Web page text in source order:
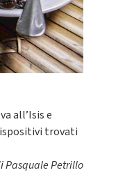
all’Isis e
trovati
Pasquale Petrillo